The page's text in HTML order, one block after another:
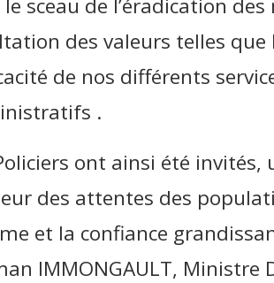
le sceau de l’éradication
des valeurs telles
de nos différents
.
ont ainsi été
des attentes des
et la confiance
IMMONGAULT, Ministre